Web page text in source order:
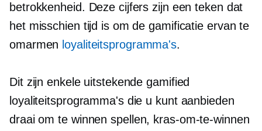
betrokkenheid. Deze cijfers zijn een teken dat
het misschien tijd is om de gamificatie ervan te
omarmen loyaliteitsprogramma's.
Dit zijn enkele uitstekende gamified
loyaliteitsprogramma's die u kunt aanbieden
draai om te winnen spellen, kras-om-te-winnen